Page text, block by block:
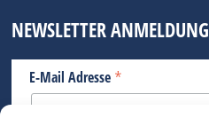
NEWSLETTER ANMELDUNG
E-Mail Adresse *